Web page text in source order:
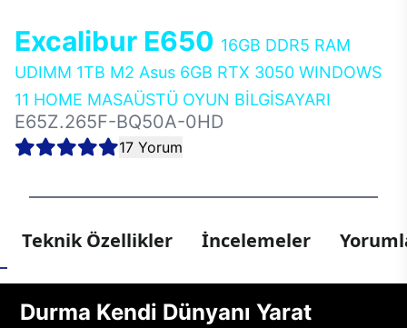
Excalibur E650 16GB DDR5 RAM
UDIMM 1TB M2 Asus 6GB RTX 3050 WINDOWS
11 HOME MASAÜSTÜ OYUN BİLGİSAYARI
E65Z.265F-BQ50A-0HD
17 Yorum
Teknik Özellikler İncelemeler
Durma Kendi Dünyanı Yarat